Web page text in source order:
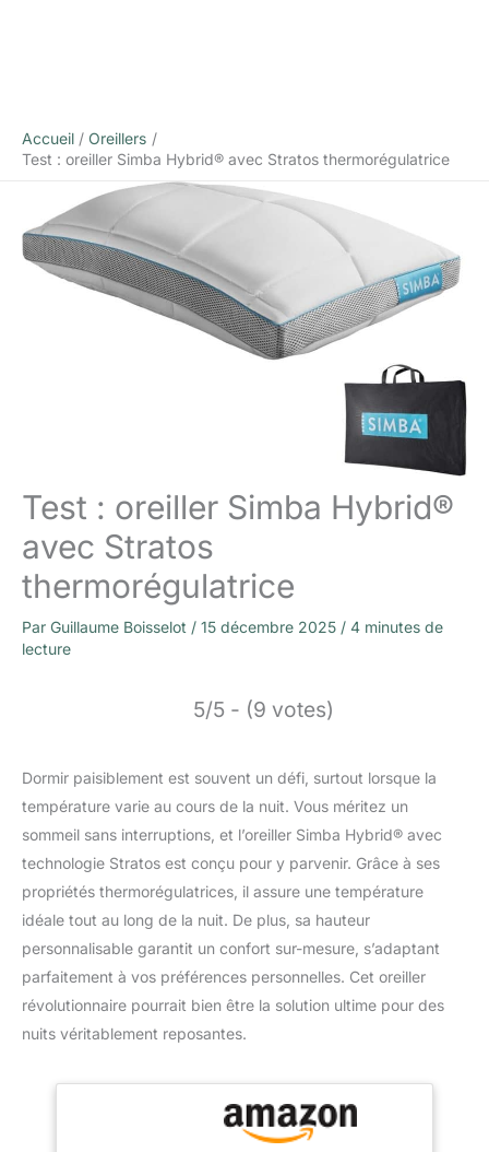
Accueil
Oreillers
Test : oreiller Simba Hybrid® avec Stratos thermorégulatrice
Test : oreiller Simba Hybrid®
avec Stratos
thermorégulatrice
Par Guillaume Boisselot / 15 décembre 2025 / 4 minutes de
lecture
5/5 - (9 votes)
Dormir paisiblement est souvent un défi, surtout lorsque la
température varie au cours de la nuit. Vous méritez un
sommeil sans interruptions, et l’oreiller Simba Hybrid® avec
technologie Stratos est conçu pour y parvenir. Grâce à ses
propriétés thermorégulatrices, il assure une température
idéale tout au long de la nuit. De plus, sa hauteur
personnalisable garantit un confort sur-mesure, s’adaptant
parfaitement à vos préférences personnelles. Cet oreiller
révolutionnaire pourrait bien être la solution ultime pour des
nuits véritablement reposantes.